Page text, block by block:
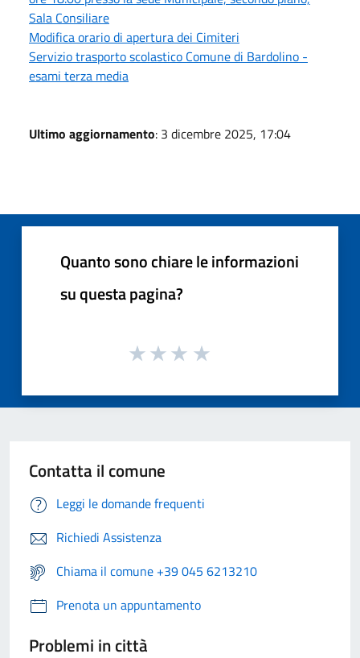
Sala Consiliare
Modifica orario di apertura dei Cimiteri
Servizio trasporto scolastico Comune di Bardolino -
esami terza media
Ultimo aggiornamento: 3 dicembre 2025, 17:04
Quanto sono chiare le informazioni
su questa pagina?
Contatta il comune
Leggi le domande frequenti
Richiedi Assistenza
Chiama il comune +39 045 6213210
Prenota un appuntamento
Problemi in città